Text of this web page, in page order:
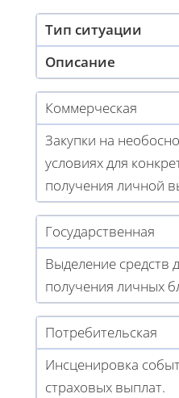
Тип ситуации
Описание
Коммерческая
Закупки на
условиях для
получения личной
Государственная
Выделение средств
получения личных
Потребительская
Инсценировка
страховых выплат.